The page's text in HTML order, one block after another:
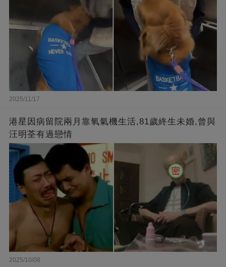
2025/11/17
港星因病留院兩月靠氧氣機生活,81歲終生未婚,曾與
汪明荃有過戀情
2025/10/08